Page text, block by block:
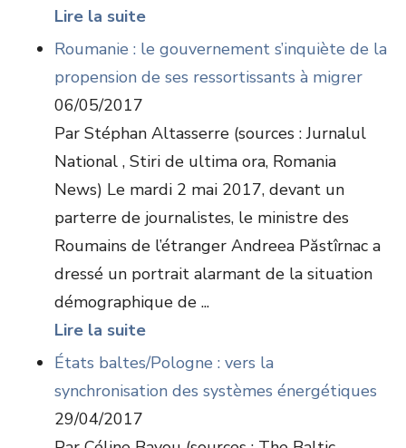
Lire la suite
Roumanie : le gouvernement s’inquiète de la
propension de ses ressortissants à migrer
06/05/2017
Par Stéphan Altasserre (sources : Jurnalul
National , Stiri de ultima ora, Romania
News) Le mardi 2 mai 2017, devant un
parterre de journalistes, le ministre des
Roumains de l’étranger Andreea Păstîrnac a
dressé un portrait alarmant de la situation
démographique de ...
Lire la suite
États baltes/Pologne : vers la
synchronisation des systèmes énergétiques
29/04/2017